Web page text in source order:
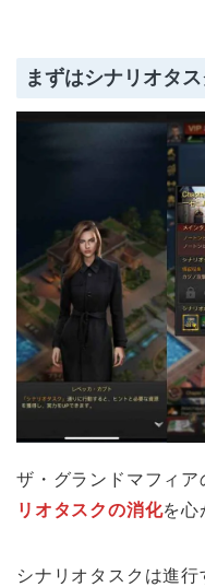
まずはシナリオタス
ザ・グランドマフィ
リオタスクの消化を心
シナリオタスクは進行